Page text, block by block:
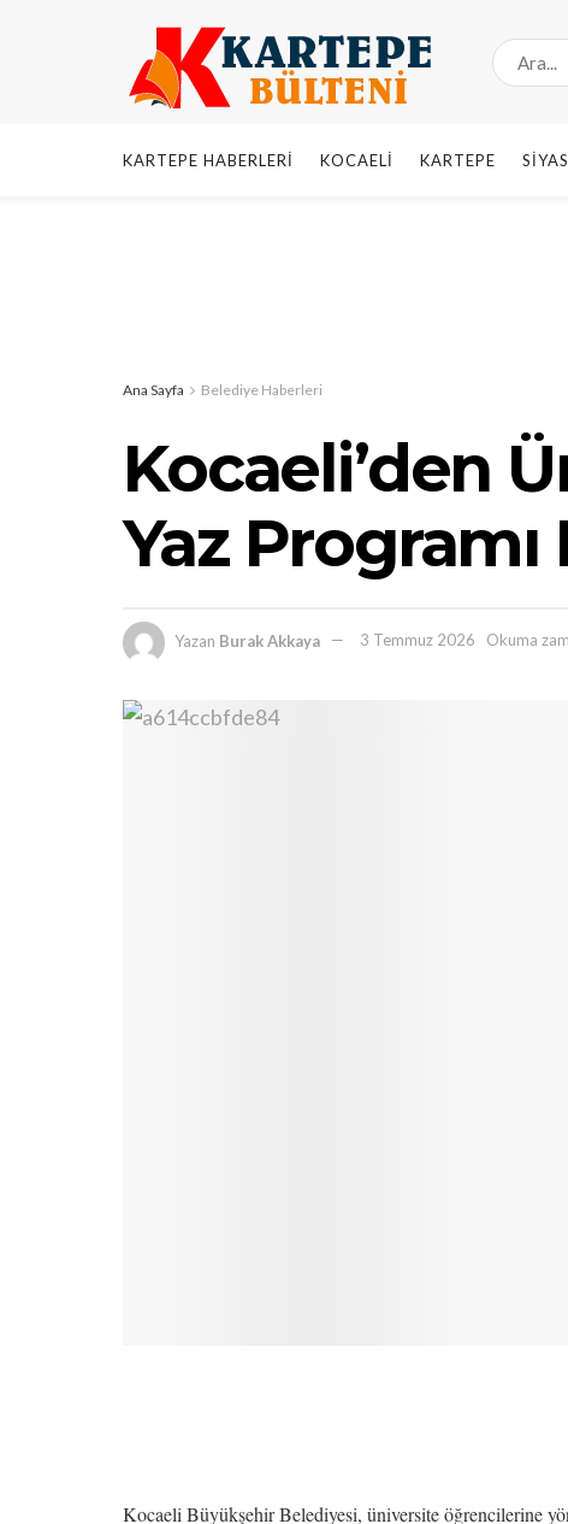
KARTEPE HABERLERI KOCAELI KARTEPE
Ana Sayfa Belediye Haberleri
Kocaeli’den
Yaz
Yazan Burak Akkaya 3 Temmuz 2026 Okuma
Kocaeli Büyükşehir Belediyesi, üniversite öğrencilerine